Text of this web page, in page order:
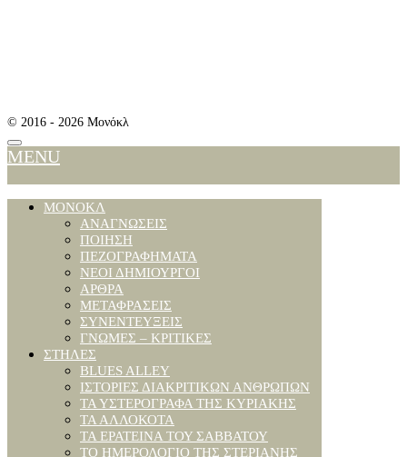
MENU
ΜΟΝΌΚΛ
ΑΝΑΓΝΏΣΕΙΣ
ΠΟΊΗΣΗ
ΠΕΖΟΓΡΑΦΉΜΑΤΑ
ΝΈΟΙ ΔΗΜΙΟΥΡΓΟΊ
ΆΡΘΡΑ
ΜΕΤΑΦΡΆΣΕΙΣ
ΣΥΝΕΝΤΕΎΞΕΙΣ
ΓΝΏΜΕΣ – ΚΡΙΤΙΚΈΣ
ΣΤΉΛΕΣ
BLUES ALLEY
ΙΣΤΟΡΊΕΣ ΔΙΑΚΡΙΤΙΚΏΝ ΑΝΘΡΏΠΩΝ
ΤΑ ΥΣΤΕΡΌΓΡΑΦΑ ΤΗΣ ΚΥΡΙΑΚΉΣ
ΤΑ ΑΛΛΌΚΟΤΑ
ΤΑ ΕΡΑΤΕΙΝΆ ΤΟΥ ΣΑΒΒΆΤΟΥ
ΤΟ ΗΜΕΡΟΛΌΓΙΟ ΤΗΣ ΣΤΕΡΙΑΝΗΣ